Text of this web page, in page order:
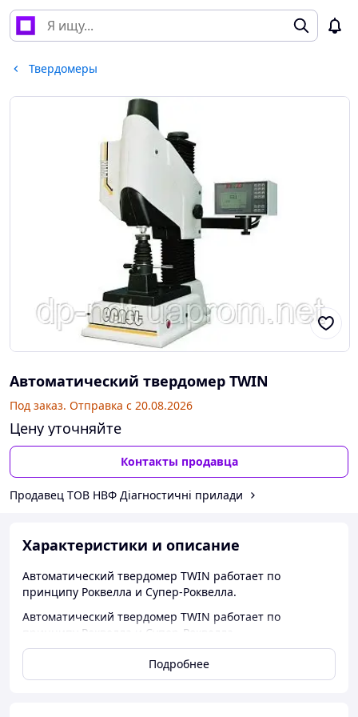
Твердомеры
Автоматический твердомер TWIN
Под заказ. Отправка с 20.08.2026
Цену уточняйте
Контакты продавца
Продавец ТОВ НВФ Діагностичні прилади
Характеристики и описание
Автоматический твердомер TWIN работает по
принципу Роквелла и Супер-Роквелла.
Автоматический твердомер TWIN работает по
принципу Роквелла и Супер-Роквелла.
Твердомер TWIN применяется для серийных
испытаний благодаря автоматическому
прикладыванию нагрузки и регулировке
Подробнее